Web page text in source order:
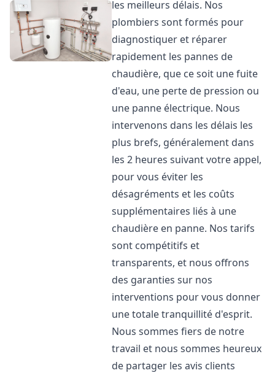
les meilleurs délais. Nos
plombiers sont formés pour
diagnostiquer et réparer
rapidement les pannes de
chaudière, que ce soit une fuite
d'eau, une perte de pression ou
une panne électrique. Nous
intervenons dans les délais les
plus brefs, généralement dans
les 2 heures suivant votre appel,
pour vous éviter les
désagréments et les coûts
supplémentaires liés à une
chaudière en panne. Nos tarifs
sont compétitifs et
transparents, et nous offrons
des garanties sur nos
interventions pour vous donner
une totale tranquillité d'esprit.
Nous sommes fiers de notre
travail et nous sommes heureux
de partager les avis clients